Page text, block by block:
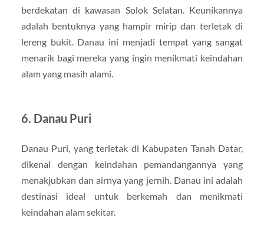
berdekatan di kawasan Solok Selatan. Keunikannya
adalah bentuknya yang hampir mirip dan terletak di
lereng bukit. Danau ini menjadi tempat yang sangat
menarik bagi mereka yang ingin menikmati keindahan
alam yang masih alami.
6. Danau Puri
Danau Puri, yang terletak di Kabupaten Tanah Datar,
dikenal dengan keindahan pemandangannya yang
menakjubkan dan airnya yang jernih. Danau ini adalah
destinasi ideal untuk berkemah dan menikmati
keindahan alam sekitar.